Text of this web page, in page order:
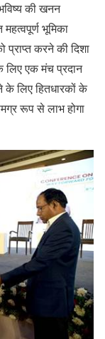
की खनन
भूमिका
करने की दिशा
लिए एक मंच प्रदान
लिए हितधारकों के
रूप से लाभ होगा